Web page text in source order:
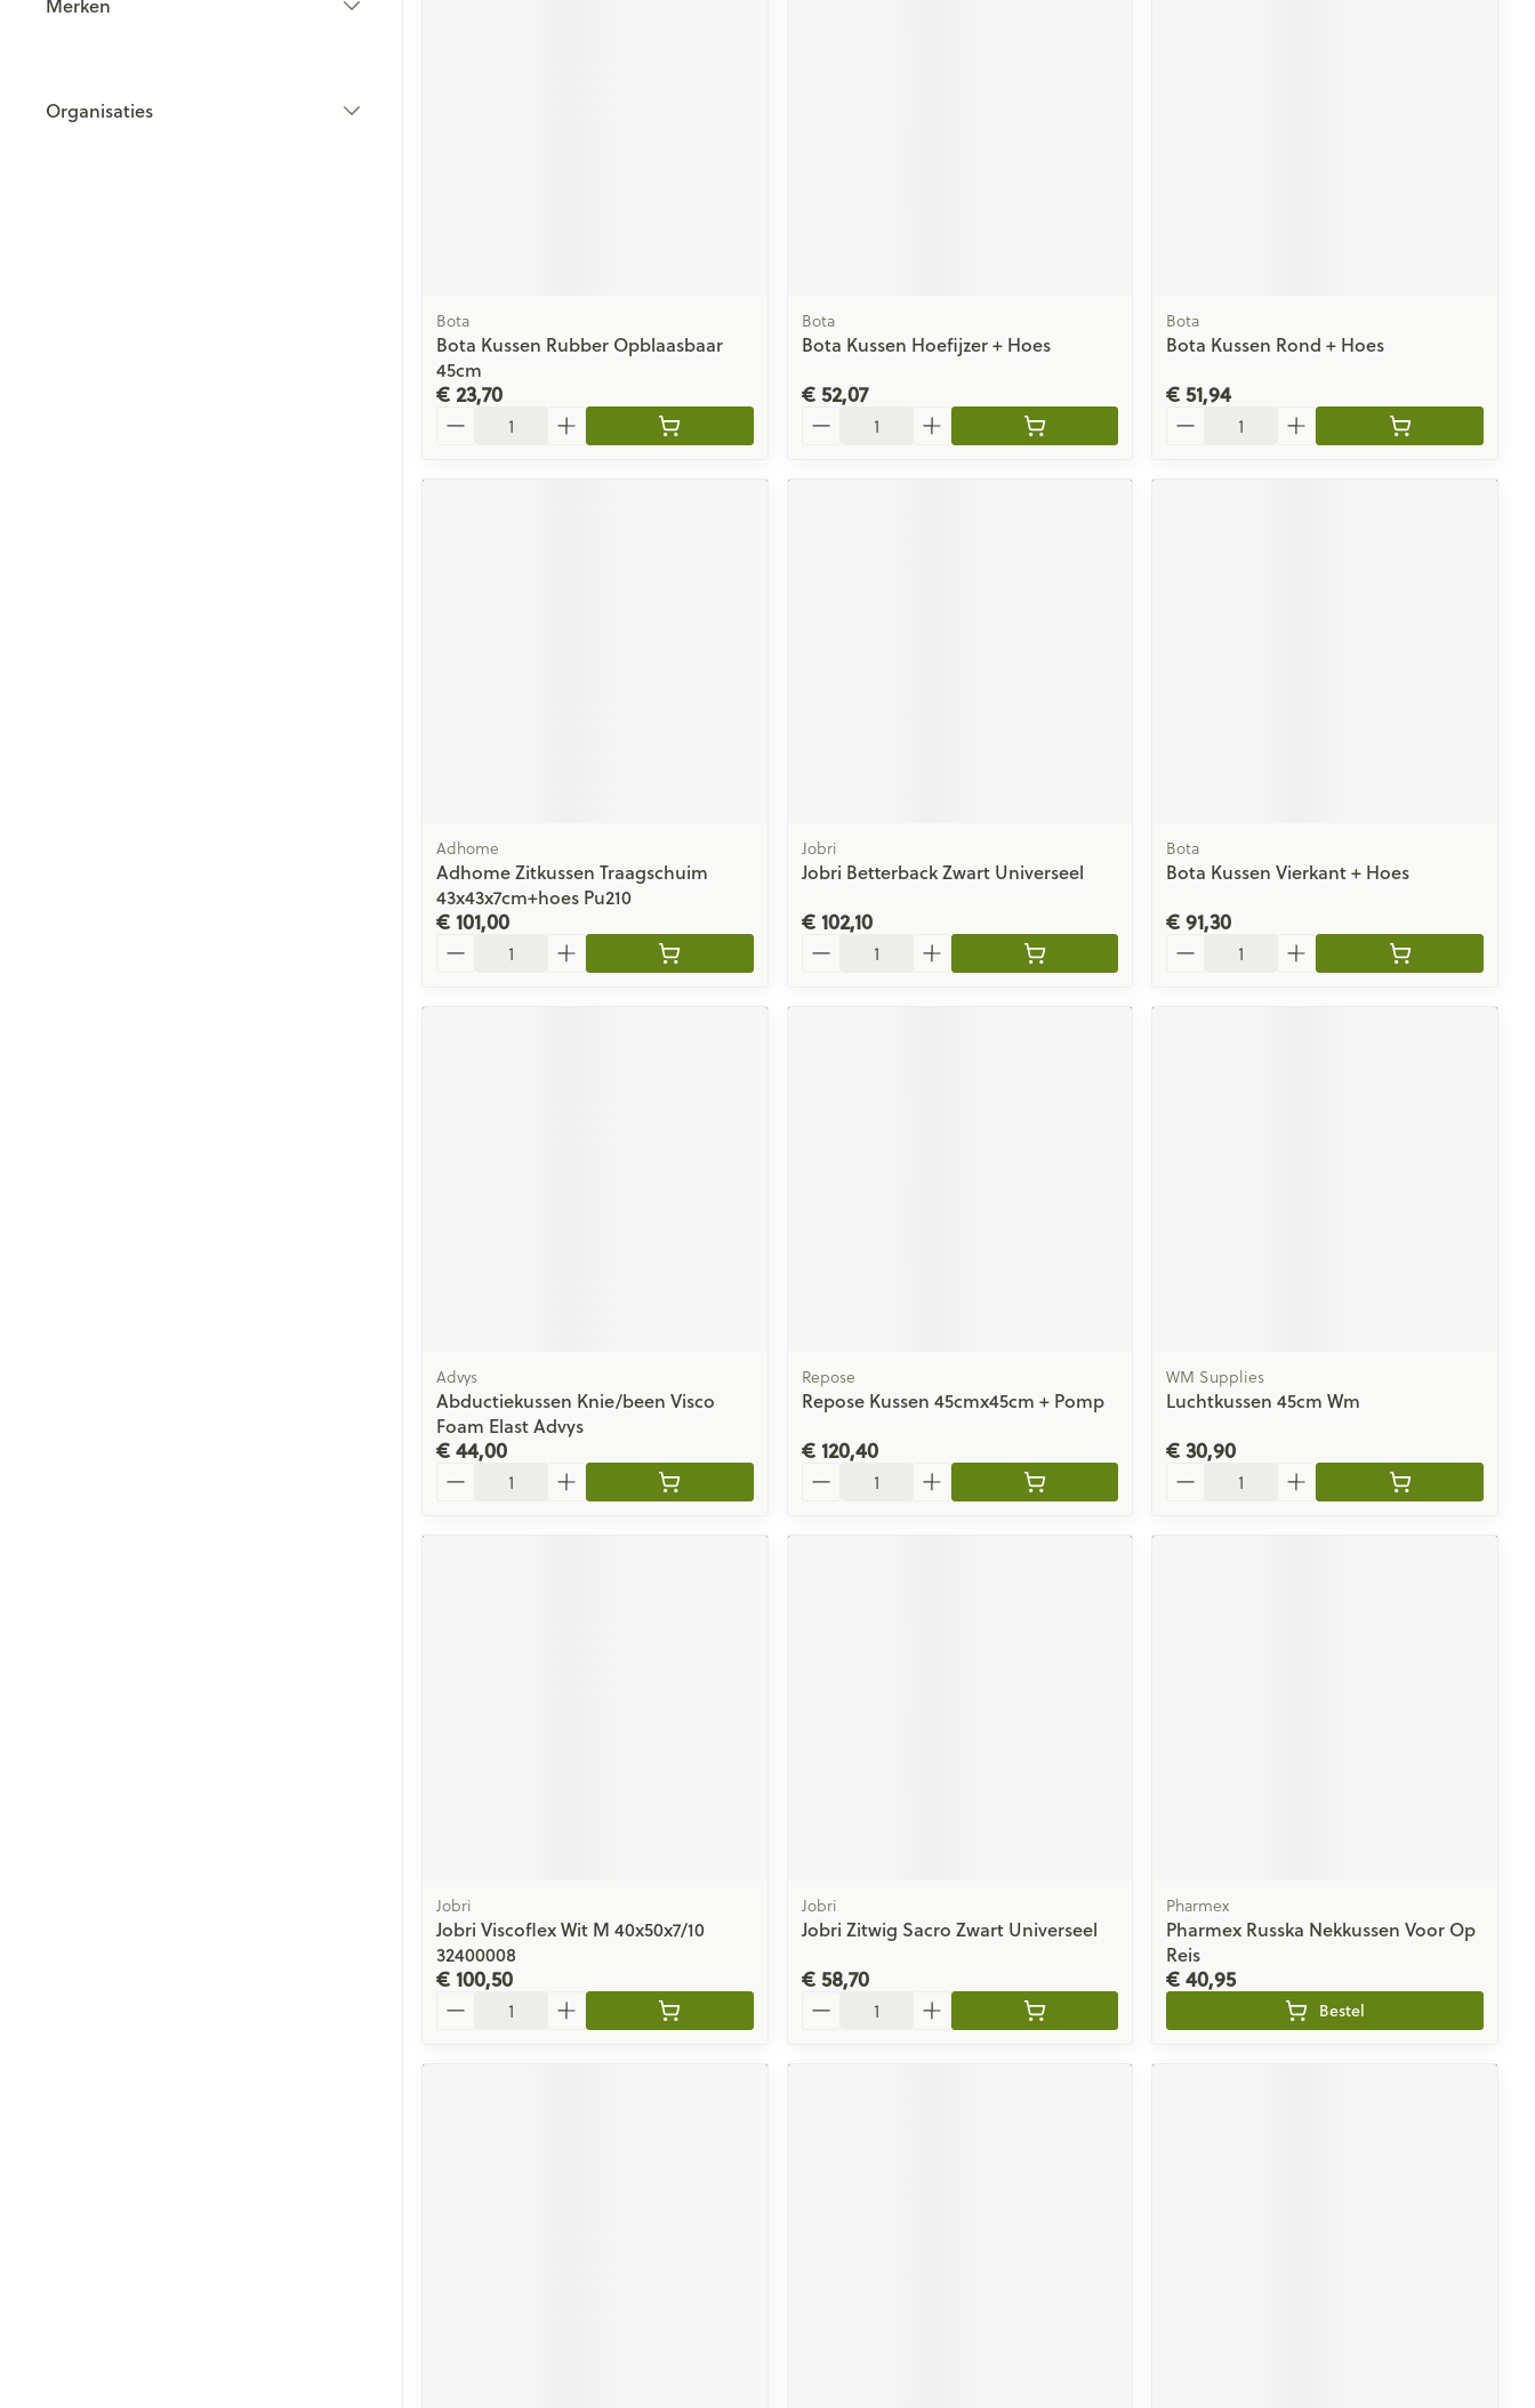
Organisaties
Bota
Bota Kussen Rubber Opblaasbaar
45cm
€ 23,70
Bota
Bota Kussen Hoefijzer + Hoes
€ 52,07
Bota
Bota Kussen Rond + Hoes
€ 51,94
Adhome
Adhome Zitkussen Traagschuim
43x43x7cm+hoes Pu210
€ 101,00
Jobri
Jobri Betterback Zwart Universeel
€ 102,10
Bota
Bota Kussen Vierkant + Hoes
€ 91,30
Advys
Abductiekussen Knie/been Visco
Foam Elast Advys
€ 44,00
Repose
Repose Kussen 45cmx45cm + Pomp
€ 120,40
WM Supplies
Luchtkussen 45cm Wm
€ 30,90
Jobri
Jobri Viscoflex Wit M 40x50x7/10
32400008
€ 100,50
Jobri
Jobri Zitwig Sacro Zwart Universeel
€ 58,70
Pharmex
Pharmex Russka Nekkussen Voor Op
Reis
€ 40,95
Bestel